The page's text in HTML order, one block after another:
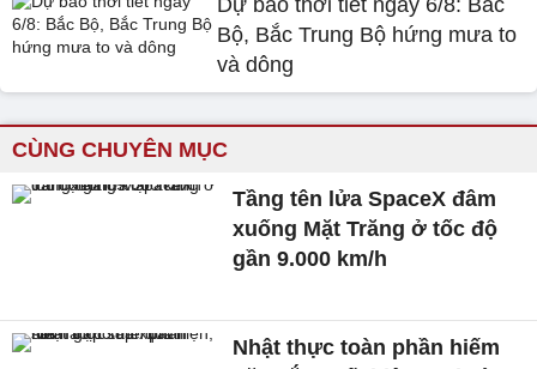
Dự báo thời tiết ngày 6/8: Bắc
Bộ, Bắc Trung Bộ hứng mưa to
và dông
CÙNG CHUYÊN MỤC
Tầng tên lửa SpaceX đâm
xuống Mặt Trăng ở tốc độ
gần 9.000 km/h
Nhật thực toàn phần hiếm